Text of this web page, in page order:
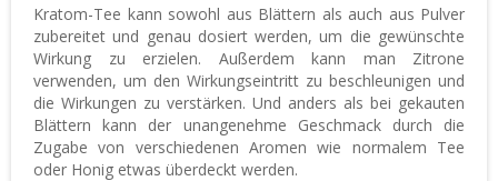
Kratom-Tee kann sowohl aus Blättern als auch aus Pulver
zubereitet und genau dosiert werden, um die gewünschte
Wirkung zu erzielen. Außerdem kann man Zitrone
verwenden, um den Wirkungseintritt zu beschleunigen und
die Wirkungen zu verstärken. Und anders als bei gekauten
Blättern kann der unangenehme Geschmack durch die
Zugabe von verschiedenen Aromen wie normalem Tee
oder Honig etwas überdeckt werden.